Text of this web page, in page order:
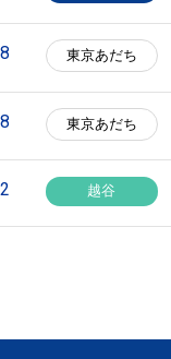
東京あだち
東京あだち
越谷